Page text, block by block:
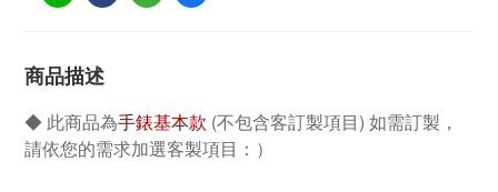
商品描述
◆ 此商品為手錶基本款 (不包含客訂製項目) 如需訂製，
請依您的需求加選客製項目：）